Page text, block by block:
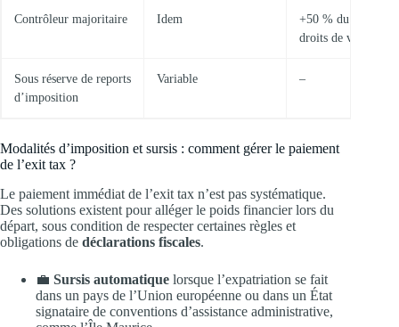
Contrôleur majoritaire Idem
+50 % du capital
droits de vote
Sous réserve de reports
d’imposition
Variable –
Modalités d’imposition et sursis : comment gérer le paiement
de l’exit tax ?
Le paiement immédiat de l’exit tax n’est pas systématique.
Des solutions existent pour alléger le poids financier lors du
départ, sous condition de respecter certaines règles et
obligations de déclarations fiscales.
💼 Sursis automatique lorsque l’expatriation se fait
dans un pays de l’Union européenne ou dans un État
signataire de conventions d’assistance administrative,